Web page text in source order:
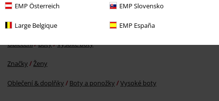
EMP Österreich EMP Slovensko
Large Belgique EMP España
Značky Oblečení
Značky Boty Vysoké boty
Oblečení Boty Vysoké boty
Značky Ženy
Oblečení & doplňky Boty a ponožky Vysoké boty